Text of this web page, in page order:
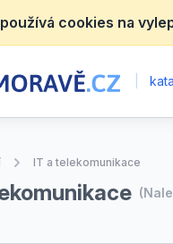
cookies na
IT a telekomunikace